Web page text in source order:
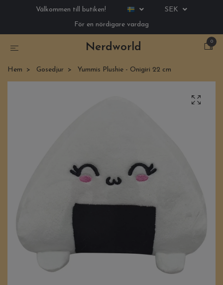
Välkommen till butiken!
SEK
För en nördigare vardag
Nerdworld
0
Hem Gosedjur Yummis Plushie - Onigiri 22 cm